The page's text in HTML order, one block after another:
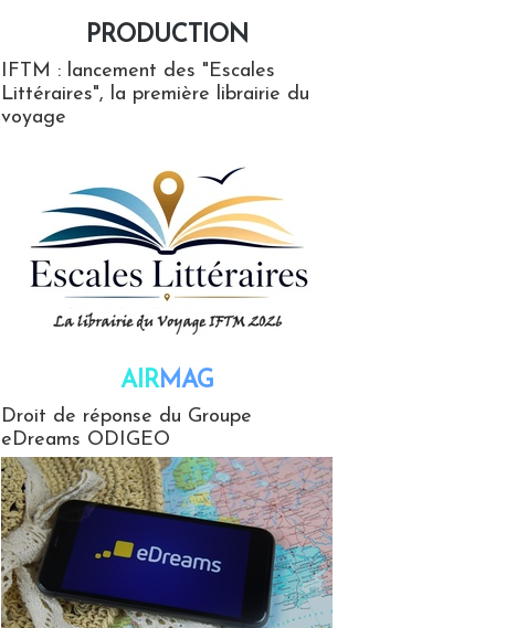
PRODUCTION
IFTM : lancement des "Escales
Littéraires", la première librairie du
voyage
AIRMAG
Droit de réponse du Groupe
eDreams ODIGEO